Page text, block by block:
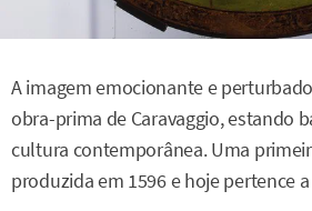
A imagem emocionante e
obra-prima de Caravaggio, estando
cultura contemporânea. Uma
produzida em 1596 e hoje pertence